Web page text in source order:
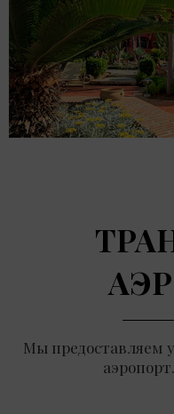
Мы предоставляем